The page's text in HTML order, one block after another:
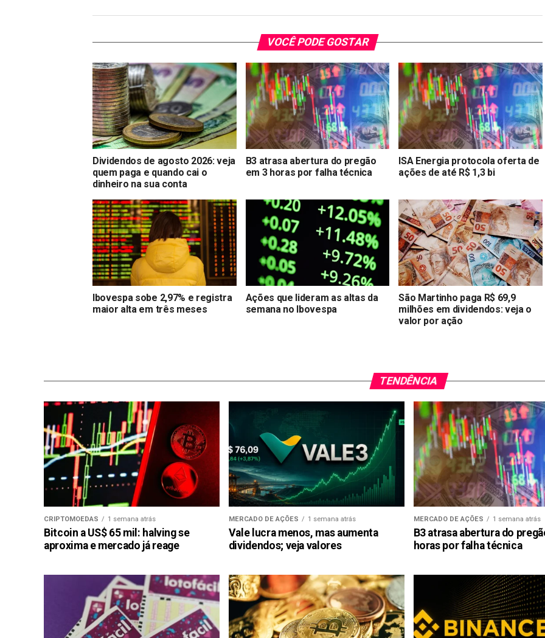
VOCÊ PODE GOSTAR
Dividendos de agosto 2026: veja
quem paga e quando cai o
dinheiro na sua conta
B3 atrasa abertura do pregão
em 3 horas por falha técnica
ISA Energia protocola oferta de
ações de até R$ 1,3 bi
Ibovespa sobe 2,97% e registra
maior alta em três meses
Ações que lideram as altas da
semana no Ibovespa
São Martinho paga R$ 69,9
milhões em dividendos: veja o
valor por ação
TENDÊNCIA
CRIPTOMOEDAS 1 semana atrás
Bitcoin a US$ 65 mil: halving se
aproxima e mercado já reage
MERCADO DE AÇÕES 1 semana atrás
Vale lucra menos, mas aumenta
dividendos; veja valores
MERCADO DE AÇÕES 1 semana atrás
B3 atrasa abertura do
horas por falha técnica